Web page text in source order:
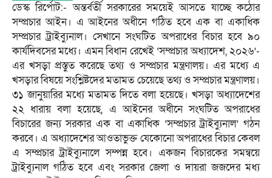
ডেস্ক রির্পোট:- অন্তর্বর্তী সরকারের সময়েই আসতে যাচ্ছে কঠোর
সম্প্রচার আইন। এ আইনের অধীনে গঠিত হবে এক বা একাধিক
সম্প্রচার ট্রাইব্যুনাল। সেখানে সংঘটিত অপরাধের বিচার হবে ৯০
কার্যদিবসের মধ্যে। এমন বিধান রেখেই ‘সম্প্রচার অধ্যাদেশ, ২০২৬’-
এর খসড়া প্রস্তুত করেছে তথ্য ও সম্প্রচার মন্ত্রণালয়। এর মধ্যে এ
খসড়ার বিষয়ে সংশ্লিষ্টদের মতামত চেয়েছে তথ্য ও সম্প্রচার মন্ত্রণালয়।
৩১ জানুয়ারির মধ্যে মতামত দিতে বলা হয়েছে। খসড়া অধ্যাদেশের
২২ ধারায় বলা হয়েছে, এ আইনের অধীনে সংঘটিত অপরাধের
বিচারের জন্য সরকার এক বা একাধিক ‘সম্প্রচার ট্রাইব্যুনাল’ গঠন
করবে। এ অধ্যাদেশের আওতাভুক্ত যেকোনো অপরাধের বিচার কেবল
এ সম্প্রচার ট্রাইব্যুনালে সম্পন্ন হবে। একজন বিচারকের সমন্বয়ে
ট্রাইব্যুনাল গঠিত হবে এবং সরকার জেলা ও দায়রা জজদের মধ্য